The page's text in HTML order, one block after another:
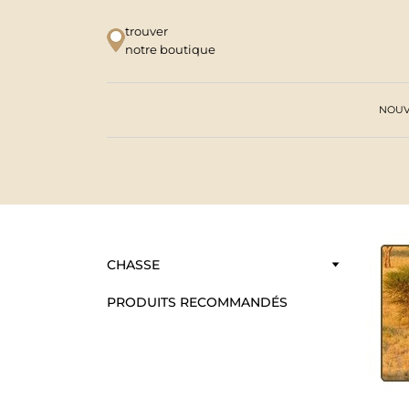
trouver
notre boutique
CHASSE
PRODUITS RECOMMANDÉS